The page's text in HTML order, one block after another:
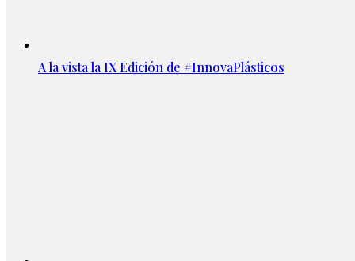
A la vista la IX Edición de #InnovaPlásticos